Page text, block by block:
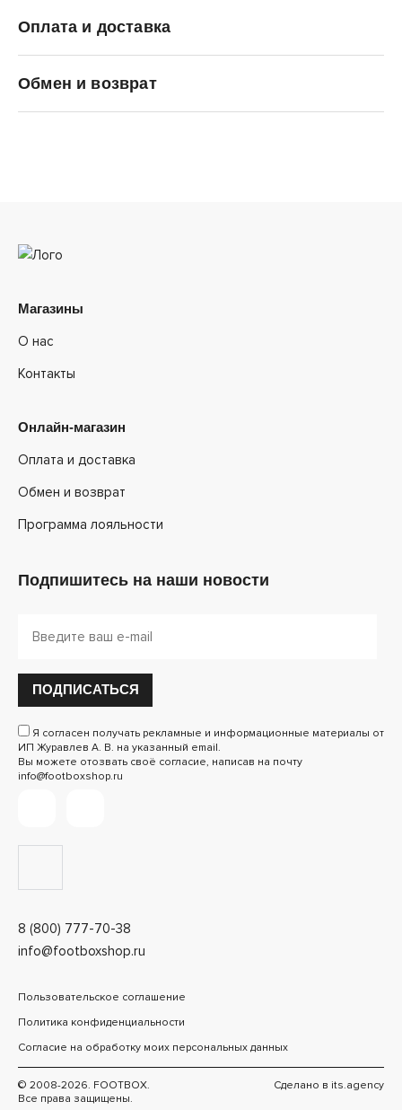
Оплата и доставка
Обмен и возврат
8 (800) 777-70-38
info@footboxshop.ru
Магазины
О нас
Контакты
Онлайн-магазин
Оплата и доставка
Обмен и возврат
Программа лояльности
Подпишитесь на наши новости
ПОДПИСАТЬСЯ
Я согласен получать рекламные и информационные материалы от
ИП Журавлев А. В. на указанный email.
Вы можете отозвать своё согласие, написав на почту
info@footboxshop.ru
Пользовательское соглашение
Политика конфиденциальности
Согласие на обработку моих персональных данных
© 2008-2026. FOOTBOX.
Все права защищены.
Сделано в its.agency